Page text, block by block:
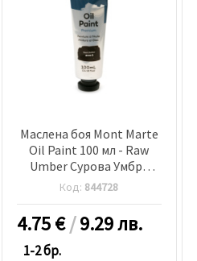
Маслена боя Mont Marte
Oil Paint 100 мл - Raw
Umber Сурова Умбра
кафява
Код: 844728
4.75€/9.29 лв.
1-2 бр.